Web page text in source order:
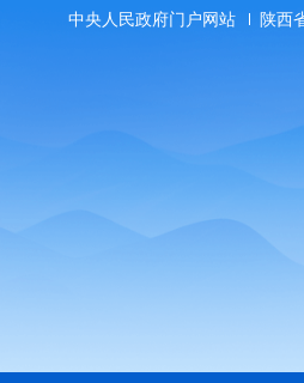
中央人民政府门户网站 陕西